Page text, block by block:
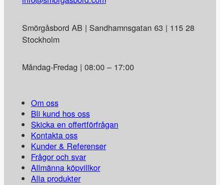
Smörgåsbord AB | Sandhamnsgatan 63 | 115 28
Stockholm
Måndag-Fredag | 08:00 – 17:00
Om oss
Bli kund hos oss
Skicka en offertförfrågan
Kontakta oss
Kunder & Referenser
Frågor och svar
Allmänna köpvillkor
Alla produkter